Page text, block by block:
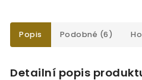
Popis Podobné (6)
Detailní popis